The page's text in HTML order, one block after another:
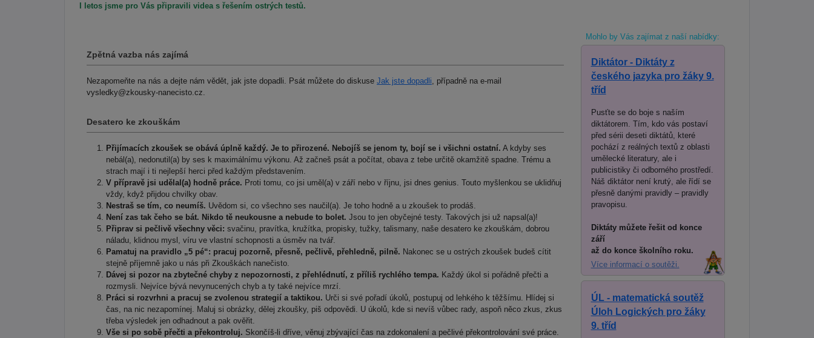
I letos jsme pro Vás připravili videa s řešením ostrých testů.
Zpětná vazba nás zajímá
Nezapomeňte na nás a dejte nám vědět, jak jste dopadli. Psát můžete do diskuse Jak jste dopadli , případně na e-mail
vysledky@zkousky-nanecisto.cz.
Desatero ke zkouškám
Přijímacích zkoušek se obává úplně každý. Je to přirozené. Nebojíš se jenom ty, bojí se i všichni ostatní. A kdyby ses
nebál(a), nedonutil(a) by ses k maximálnímu výkonu. Až začneš psát a počítat, obava z tebe určitě okamžitě spadne. Trému a
strach mají i ti nejlepší herci před každým představením.
V přípravě jsi udělal(a) hodně práce. Proti tomu, co jsi uměl(a) v září nebo v říjnu, jsi dnes genius. Touto myšlenkou se uklidňuj
vždy, když přijdou chvilky obav.
Nestraš se tím, co neumíš. Uvědom si, co všechno ses naučil(a). Je toho hodně a u zkoušek to prodáš.
Není zas tak čeho se bát. Nikdo tě neukousne a nebude to bolet. Jsou to jen obyčejné testy. Takových jsi už napsal(a)!
Připrav si pečlivě všechny věci: svačinu, pravítka, kružítka, propisky, tužky, talismany, naše desatero ke zkouškám, dobrou
náladu, klidnou mysl, víru ve vlastní schopnosti a úsměv na tvář.
Pamatuj na pravidlo „5 pé“: pracuj pozorně, přesně, pečlivě, přehledně, pilně. Nakonec se u ostrých zkoušek budeš cítit
stejně příjemně jako u nás při Zkouškách nanečisto.
Dávej si pozor na zbytečné chyby z nepozornosti, z přehlédnutí, z příliš rychlého tempa. Každý úkol si pořádně přečti a
rozmysli. Nejvíce bývá nevynucených chyb a ty také nejvíce mrzí.
Práci si rozvrhni a pracuj se zvolenou strategií a taktikou. Urči si své pořadí úkolů, postupuj od lehkého k těžšímu. Hlídej si
čas, na nic nezapomínej. Maluj si obrázky, dělej zkoušky, piš odpovědi. U úkolů, kde si nevíš vůbec rady, aspoň něco zkus, zkus
třeba výsledek jen odhadnout a pak ověřit.
Vše si po sobě přečti a překontroluj. Skončíš-li dříve, věnuj zbývající čas na zdokonalení a pečlivé překontrolování své práce.
Mohlo by Vás zajímat z naší nabídky:
Diktátor - Diktáty z
českého jazyka pro žáky 9.
tříd
Pusťte se do boje s naším
diktátorem. Tím, kdo vás postaví
před sérii deseti diktátů, které
pochází z reálných textů z oblasti
umělecké literatury, ale i
publicistiky či odborného prostředí.
Náš diktátor není krutý, ale řídí se
přesně danými pravidly – pravidly
pravopisu.
Diktáty můžete řešit od konce
září
až do konce školního roku.
Více informací o soutěži.
ÚL - matematická soutěž
Úloh Logických pro žáky
9. tříd